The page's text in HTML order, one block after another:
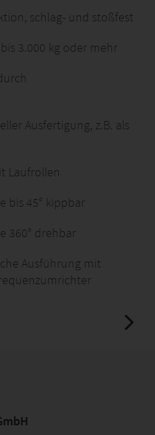
schlag- und stoßfest
3.000 kg oder mehr
Ausfertigung, z.B. als
Laufrollen
bis 45° kippbar
360° drehbar
Ausführung mit